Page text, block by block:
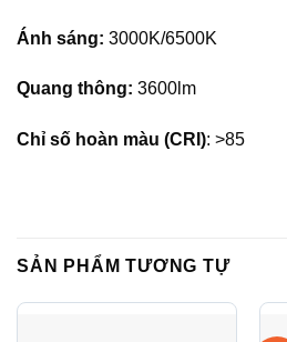
Ánh sáng: 3000K/6500K
Quang thông: 3600lm
Chỉ số hoàn màu (CRI): >85
SẢN PHẨM TƯƠNG TỰ